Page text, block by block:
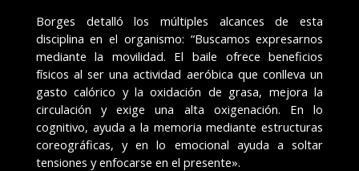
Borges detalló los múltiples alcances de esta
disciplina en el organismo: “Buscamos expresarnos
mediante la movilidad. El baile ofrece beneficios
físicos al ser una actividad aeróbica que conlleva un
gasto calórico y la oxidación de grasa, mejora la
circulación y exige una alta oxigenación. En lo
cognitivo, ayuda a la memoria mediante estructuras
coreográficas, y en lo emocional ayuda a soltar
tensiones y enfocarse en el presente».